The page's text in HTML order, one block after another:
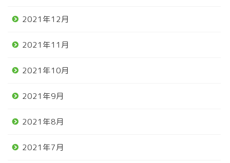
2021年12月
2021年11月
2021年10月
2021年9月
2021年8月
2021年7月